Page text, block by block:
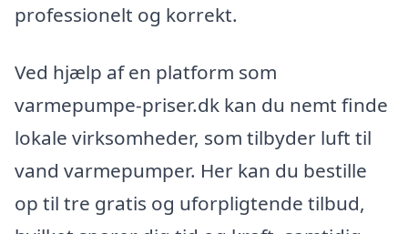
professionelt og korrekt.
Ved hjælp af en platform som
varmepumpe-priser.dk kan du nemt finde
lokale virksomheder, som tilbyder luft til
vand varmepumper. Her kan du bestille
op til tre gratis og uforpligtende tilbud,